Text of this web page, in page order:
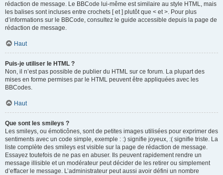
rédaction de message. Le BBCode lui-même est similaire au style HTML, mais
les balises sont incluses entre crochets [ et ] plutôt que < et >. Pour plus
d’informations sur le BBCode, consultez le guide accessible depuis la page de
rédaction de message.
Haut
Puis-je utiliser le HTML ?
Non, il n’est pas possible de publier du HTML sur ce forum. La plupart des
mises en forme permises par le HTML peuvent être appliquées avec les
BBCodes.
Haut
Que sont les smileys ?
Les smileys, ou émoticônes, sont de petites images utilisées pour exprimer des
sentiments avec un code simple, exemple : :) signifie joyeux, :( signifie triste. La
liste complète des smileys est visible sur la page de rédaction de message.
Essayez toutefois de ne pas en abuser. Ils peuvent rapidement rendre un
message illisible et un modérateur peut décider de les retirer ou simplement
d’effacer le message. L’administrateur peut aussi avoir défini un nombre